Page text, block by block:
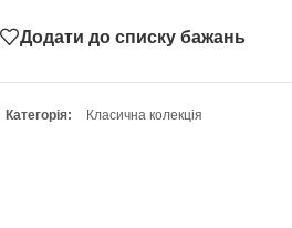
Додати до списку бажань
Категорія: Класична колекція